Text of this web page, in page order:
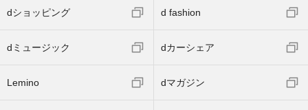
dショッピング d fashion
dミュージック dカーシェア
Lemino dマガジン